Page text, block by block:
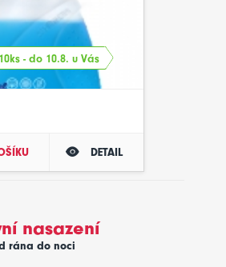
- do 10.8. u Vás
DETAIL
nasazení
rána do noci